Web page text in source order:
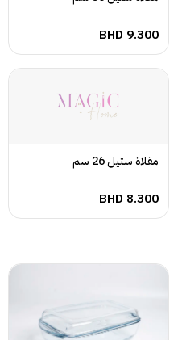
BHD 9.300
مقلاة ستيل 26 سم
BHD 8.300